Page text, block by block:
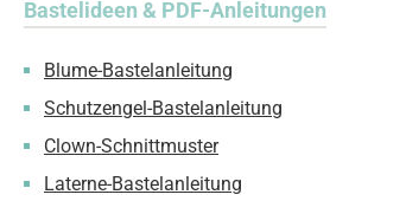
Bastelideen & PDF-Anleitungen
Blume-Bastelanleitung
Schutzengel-Bastelanleitung
Clown-Schnittmuster
Laterne-Bastelanleitung